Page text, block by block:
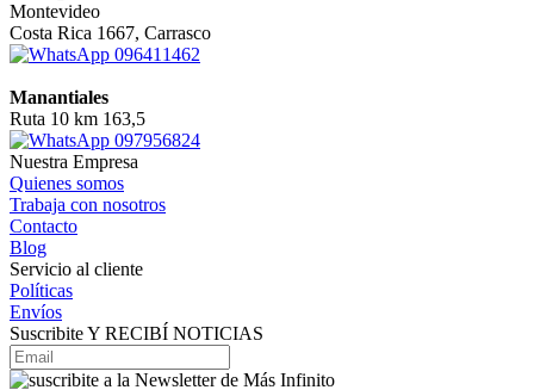
Montevideo
Costa Rica 1667, Carrasco
096411462
Manantiales
Ruta 10 km 163,5
097956824
Nuestra Empresa
Quienes somos
Trabaja con nosotros
Contacto
Blog
Servicio al cliente
Políticas
Envíos
Suscribite Y RECIBÍ NOTICIAS